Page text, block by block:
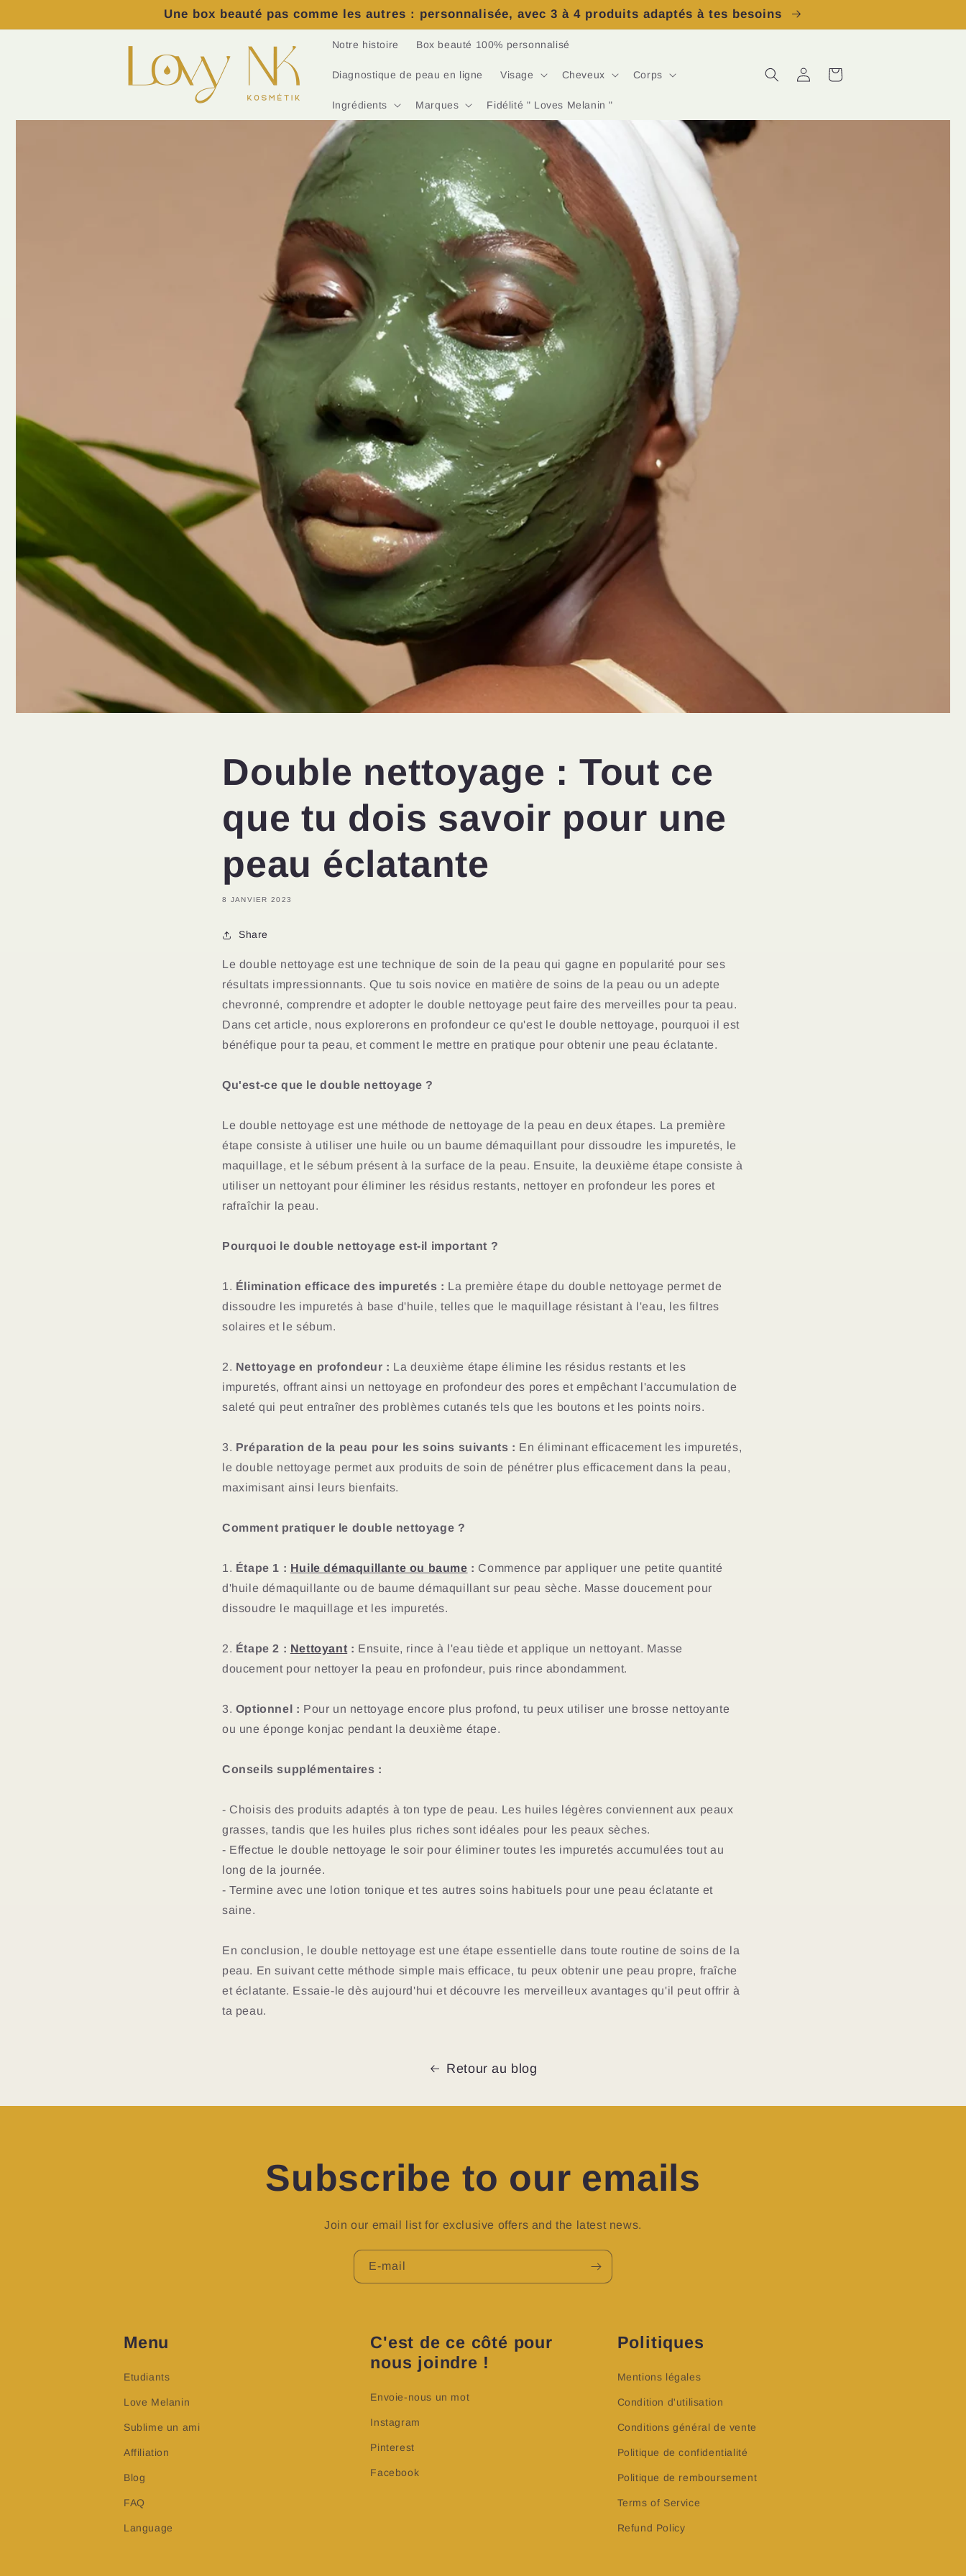
au
Une box beauté pas comme les autres : personnalisée, avec 3 à 4 produits adaptés à tes besoins
Notre histoire Box beauté 100% personnalisé
Diagnostique de peau en ligne Visage Cheveux Corps
Ingrédients Marques Fidélité " Loves Melanin "
ConnexionPanier
Double nettoyage : Tout ce
que tu dois savoir pour une
peau éclatante
8 JANVIER 2023
Share
Le double nettoyage est une technique de soin de la peau qui gagne en popularité pour ses
résultats impressionnants. Que tu sois novice en matière de soins de la peau ou un adepte
chevronné, comprendre et adopter le double nettoyage peut faire des merveilles pour ta peau.
Dans cet article, nous explorerons en profondeur ce qu'est le double nettoyage, pourquoi il est
bénéfique pour ta peau, et comment le mettre en pratique pour obtenir une peau éclatante.
Qu'est-ce que le double nettoyage ?
Le double nettoyage est une méthode de nettoyage de la peau en deux étapes. La première
étape consiste à utiliser une huile ou un baume démaquillant pour dissoudre les impuretés, le
maquillage, et le sébum présent à la surface de la peau. Ensuite, la deuxième étape consiste à
utiliser un nettoyant pour éliminer les résidus restants, nettoyer en profondeur les pores et
rafraîchir la peau.
Pourquoi le double nettoyage est-il important ?
1. Élimination efficace des impuretés : La première étape du double nettoyage permet de
dissoudre les impuretés à base d'huile, telles que le maquillage résistant à l'eau, les filtres
solaires et le sébum.
2. Nettoyage en profondeur : La deuxième étape élimine les résidus restants et les
impuretés, offrant ainsi un nettoyage en profondeur des pores et empêchant l'accumulation de
saleté qui peut entraîner des problèmes cutanés tels que les boutons et les points noirs.
3. Préparation de la peau pour les soins suivants : En éliminant efficacement les impuretés,
le double nettoyage permet aux produits de soin de pénétrer plus efficacement dans la peau,
maximisant ainsi leurs bienfaits.
Comment pratiquer le double nettoyage ?
1. Étape 1 : Huile démaquillante ou baume : Commence par appliquer une petite quantité
d'huile démaquillante ou de baume démaquillant sur peau sèche. Masse doucement pour
dissoudre le maquillage et les impuretés.
2. Étape 2 : Nettoyant : Ensuite, rince à l'eau tiède et applique un nettoyant. Masse
doucement pour nettoyer la peau en profondeur, puis rince abondamment.
3. Optionnel : Pour un nettoyage encore plus profond, tu peux utiliser une brosse nettoyante
ou une éponge konjac pendant la deuxième étape.
Conseils supplémentaires :
- Choisis des produits adaptés à ton type de peau. Les huiles légères conviennent aux peaux
grasses, tandis que les huiles plus riches sont idéales pour les peaux sèches.
- Effectue le double nettoyage le soir pour éliminer toutes les impuretés accumulées tout au
long de la journée.
- Termine avec une lotion tonique et tes autres soins habituels pour une peau éclatante et
saine.
En conclusion, le double nettoyage est une étape essentielle dans toute routine de soins de la
peau. En suivant cette méthode simple mais efficace, tu peux obtenir une peau propre, fraîche
et éclatante. Essaie-le dès aujourd'hui et découvre les merveilleux avantages qu'il peut offrir à
ta peau.
Retour au blog
Subscribe to our emails
Join our email list for exclusive offers and the latest news.
E-mail
Menu
Etudiants
Love Melanin
Sublime un ami
Affiliation
Blog
FAQ
Language
C'est de ce côté pour
nous joindre !
Envoie-nous un mot
Instagram
Pinterest
Facebook
Politiques
Mentions légales
Condition d'utilisation
Conditions général de vente
Politique de confidentialité
Politique de remboursement
Terms of Service
Refund Policy